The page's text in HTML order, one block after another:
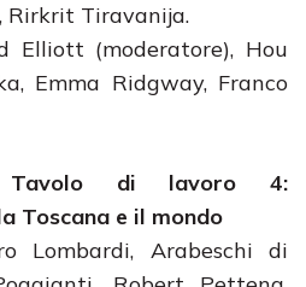
Rirkrit Tiravanija.
Elliott (moderatore), Hou
Emma Ridgway, Franco
di lavoro 4:
Toscana e il mondo
Lombardi, Arabeschi di